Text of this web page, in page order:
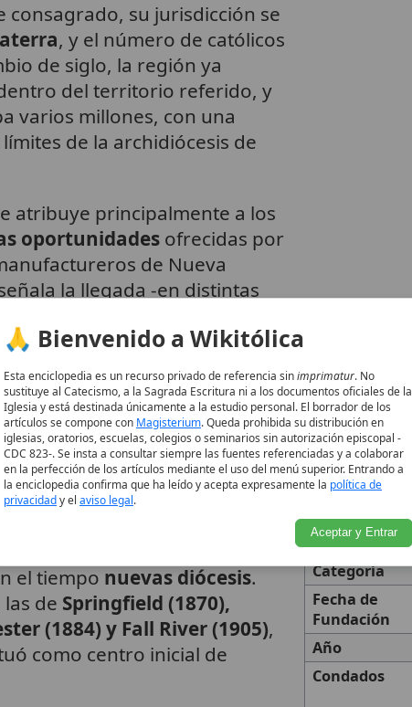
Nombre
Categoría
Fecha de
Fundación
Año
Condados
consagrado, su jurisdicción se
, y el número de católicos
de siglo, la región ya
del territorio referido, y
varios millones, con una
de la archidiócesis de
atribuye principalmente a los
oportunidadesofrecidas por
de Nueva
la llegada -en distintas
canadienses, italianos,
de numerosas
y creación de nuevas
la reorganización del
de lo que fue la diócesis de
el tiempo nuevas diócesis.
de Springfield (1870),
(1884) y Fall River (1905),
como centro inicial de
🙏 Bienvenido a Wikitólica
Esta enciclopedia es un recurso privado de referencia sinimprimatur. No
sustituye al Catecismo, a la Sagrada Escritura ni a los documentos oficiales de la
Iglesia y está destinada únicamente a la estudio personal. El borrador de los
artículos se compone con Magisterium. Queda prohibida su distribución en
iglesias, oratorios, escuelas, colegios o seminarios sin autorización episcopal -
CDC 823-. Se insta a consultar siempre las fuentes referenciadas y a colaborar
en la perfección de los artículos mediante el uso del menú superior. Entrando a
la enciclopedia confirma que ha leído y acepta expresamente la política de
privacidady el aviso legal.
Aceptar y Entrar